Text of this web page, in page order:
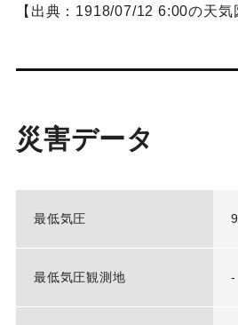
【出典：1918/07/12 6:00の天気
災害データ
最低気圧
最低気圧観測地 -